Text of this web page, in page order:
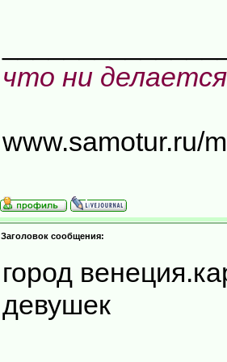
что ни
www.samotur.ru/
Заголовок сообщения:
город
девушек